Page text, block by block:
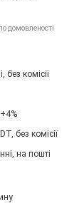
домовленості
без комісії
без комісії
на пошті